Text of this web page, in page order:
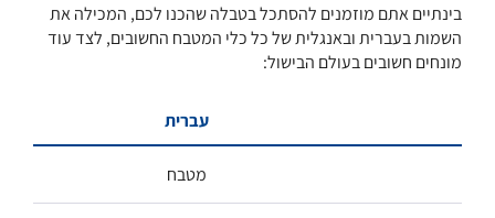
בינתיים אתם מוזמנים להסתכל בטבלה שהכנו לכם, המכילה את
השמות בעברית ובאנגלית של כל כלי המטבח החשובים, לצד עוד
מונחים חשובים בעולם הבישול:
עברית
מטבח